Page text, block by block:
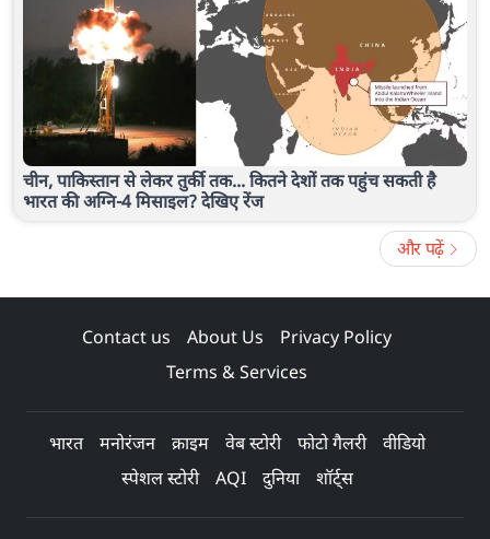
चीन, पाकिस्तान से लेकर तुर्की तक... कितने देशों तक पहुंच सकती है
भारत की अग्नि-4 मिसाइल? देखिए रेंज
और पढ़ें
Contact us About Us
Privacy Policy
Terms & Services
भारत मनोरंजन क्राइम वेब स्टोरी फोटो गैलरी
वीडियो
स्पेशल स्टोरी
AQI दुनिया शॉर्ट्स